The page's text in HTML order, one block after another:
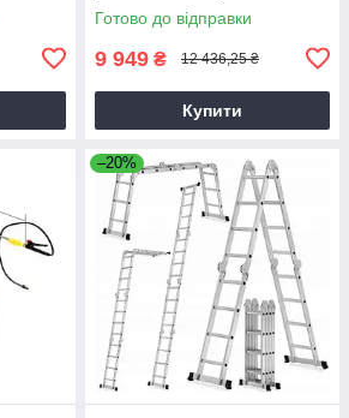
Готово до відправки
9 949 ₴ 12 436,25 ₴
Купити
–20%